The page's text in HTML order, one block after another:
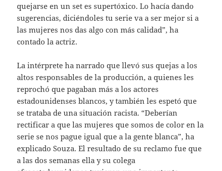
quejarse en un set es supertóxico. Lo hacía dando
sugerencias, diciéndoles tu serie va a ser mejor si a
las mujeres nos das algo con más calidad”, ha
contado la actriz.
La intérprete ha narrado que llevó sus quejas a los
altos responsables de la producción, a quienes les
reprochó que pagaban más a los actores
estadounidenses blancos, y también les espetó que
se trataba de una situación racista. “Deberían
rectificar a que las mujeres que somos de color en la
serie se nos pague igual que a la gente blanca”, ha
explicado Souza. El resultado de su reclamo fue que
a las dos semanas ella y su colega